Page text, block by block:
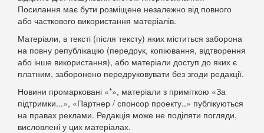
Посилання має бути розміщене незалежно від повного
або часткового використання матеріалів.
Матеріали, в тексті (після тексту) яких міститься заборона
на повну републікацію (передрук, копіювання, відтворення
або інше використання), або матеріали доступ до яких є
платним, заборонено передруковувати без згоди редакції.
Новини промарковані «*», матеріали з приміткою «За
підтримки...», «Партнер / спонсор проекту..» публікуються
на правах реклами. Редакція може не поділяти погляди,
висловлені у цих матеріалах.